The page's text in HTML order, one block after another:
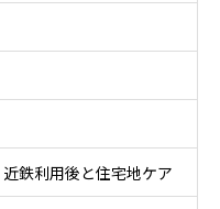
鉄利用後と住宅地ケア